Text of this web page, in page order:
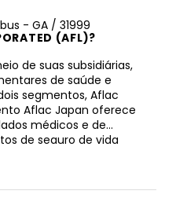
- GA / 31999
(AFL)?
de suas subsidiárias,
de saúde e
segmentos, Aflac
Aflac Japan oferece
médicos e de
de seguro de vida
como WAYS e planos